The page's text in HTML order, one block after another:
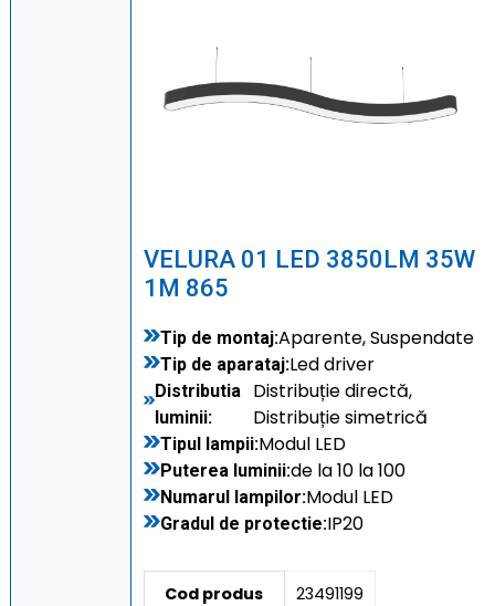
VELURA 01 LED 3850LM 35W
1M 865
Tip de montaj:Aparente, Suspendate
Tip de aparataj:Led driver
Distributia
luminii:
Distribuție directă,
Distribuție simetrică
Tipul lampii:Modul LED
Puterea luminii:de la 10 la 100
Numarul lampilor:Modul LED
Gradul de protectie:IP20
Cod produs 23491199